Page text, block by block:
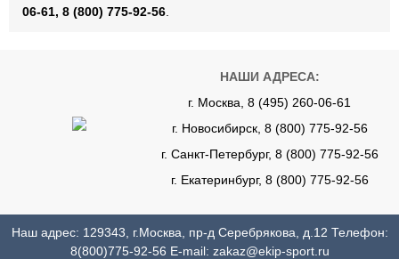
06-61, 8 (800) 775-92-56
НАШИ АДРЕСА:
г. Москва, 8 (495) 260-06-61
г. Новосибирск, 8 (800) 775-92-56
г. Санкт-Петербург, 8 (800) 775-92-56
г. Екатеринбург, 8 (800) 775-92-56
Наш адрес: 129343, г.Москва, пр-д Серебрякова, д.12 Телефон:
8(800)775-92-56 E-mail: zakaz@ekip-sport.ru